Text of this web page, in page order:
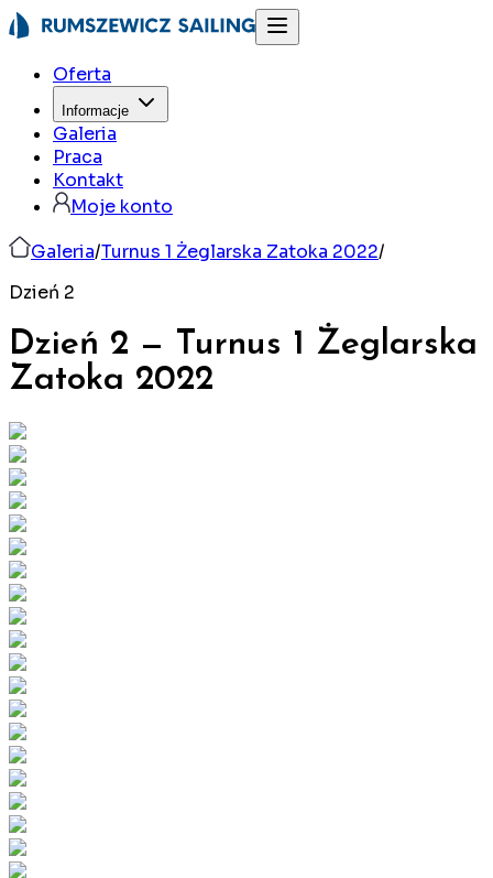
Oferta
Informacje
Galeria
Praca
Kontakt
Moje konto
Galeria/Turnus 1 Żeglarska Zatoka 2022/
Dzień 2
Dzień 2 —
Turnus 1 Żeglarska
Zatoka 2022